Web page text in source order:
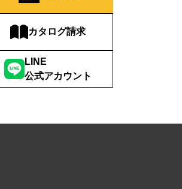
カタログ請求
LINE
公式アカウント